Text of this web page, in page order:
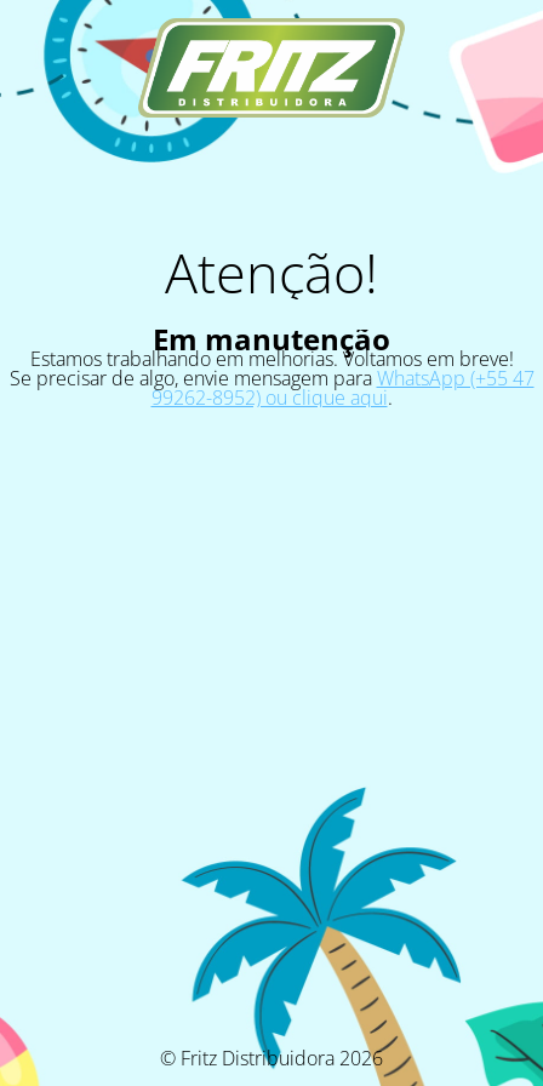
Atenção!
Em manutenção
Estamos trabalhando em melhorias. Voltamos em breve!
Se precisar de algo, envie mensagem paraWhatsApp (+55 47
99262-8952) ou clique aqui.
© Fritz Distribuidora 2026